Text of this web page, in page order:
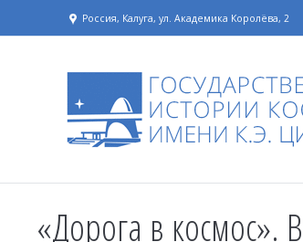
Россия, Калуга, ул. Академика Королёва, 2
«Дорога в космос».